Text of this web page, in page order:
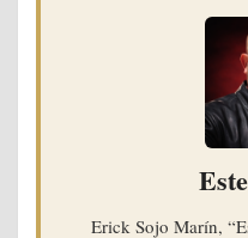
Erick Sojo Marín,